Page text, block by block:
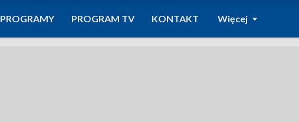
PROGRAMY PROGRAM TV KONTAKT Więcej